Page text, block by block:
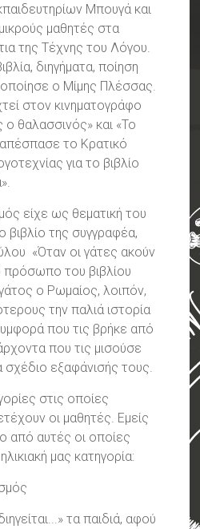
Μπουγά και
μαθητές στα
της Τέχνης του Λόγου.
διηγήματα, ποίηση
ο Μίμης Πλέσσας.
στον κινηματογράφο
θαλασσινός» και «Το
το Κρατικό
για το βιβλίο
είχε ως θεματική του
της συγγραφέα,
«Όταν οι γάτες ακούν
πρόσωπο του βιβλίου
ο Ρωμαίος, λοιπόν,
την παλιά ιστορία
που τις βρήκε από
που τις μισούσε
εξαφάνισής τους.
στις οποίες
οι μαθητές. Εμείς
από αυτές οι οποίες
μας κατηγορία:
τα παιδιά, αφού